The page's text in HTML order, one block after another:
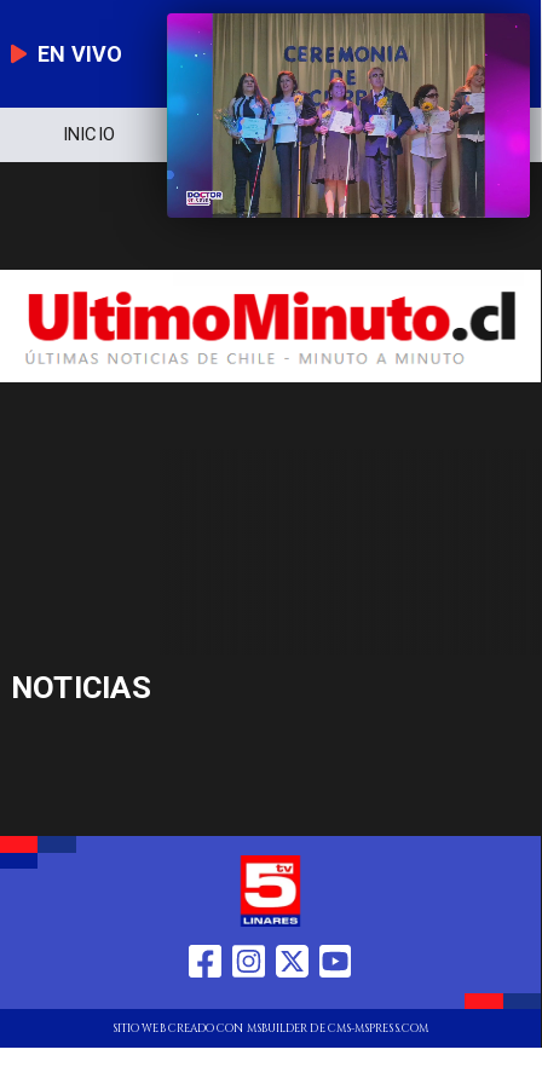
EN VIVO
INICIO NOTICIERO POLÍTICA
NOTICIAS
SITIO WEB CREADO CON MSBUILDER DE CMS-MSPRESS.COM